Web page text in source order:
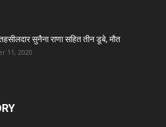
सुनैना राणा सहित तीन डूबे, मौत
11, 2020